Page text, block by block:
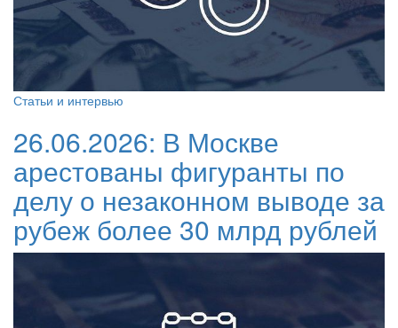
Статьи и интервью
26.06.2026: В Москве
арестованы фигуранты по
делу о незаконном выводе за
рубеж более 30 млрд рублей